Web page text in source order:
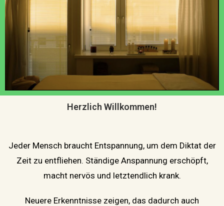
Herzlich Willkommen!
Jeder Mensch braucht Entspannung, um dem Diktat der
Zeit zu entfliehen. Ständige Anspannung erschöpft,
macht nervös und letztendlich krank.
Neuere Erkenntnisse zeigen, das dadurch auch